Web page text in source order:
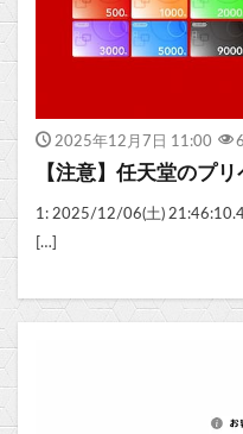
2025年12月7日 11:00
【注意】任天堂のプ
1: 2025/12/06(土)
[…]